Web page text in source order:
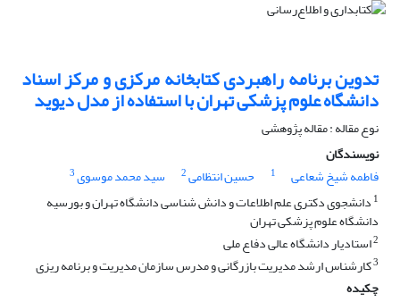
تدوین برنامه راهبردی کتابخانه مرکزی و مرکز اسناد
دانشگاه علوم پزشکی تهران با استفاده از مدل دیوید
نوع مقاله : مقاله پژوهشی
نویسندگان
فاطمه شیخ شعاعی
1 حسین انتظامی2 سید محمد موسوی3
1 دانشجوی دکتری علم اطلاعات و دانش شناسی دانشگاه تهران و بورسیه
دانشگاه علوم پزشکی تهران
2استادیار دانشگاه عالی دفاع ملی
3کارشناس ارشد مدیریت بازرگانی و مدرس سازمان مدیریت و برنامه ریزی
چکیده